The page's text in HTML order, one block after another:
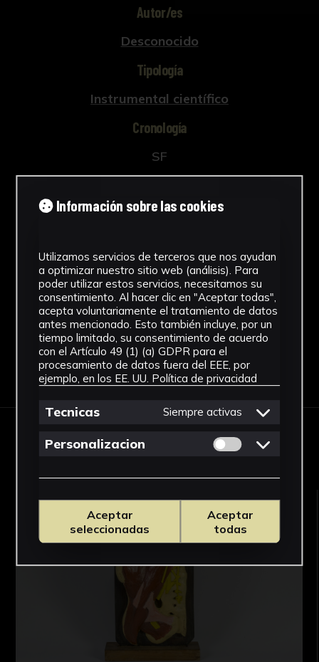
Autor/es
Desconocido
Tipología
Instrumental científico
Cronología
SF
Facultad de Medicina
30 x 4 x 1,5 cm
Ver más
Descargar Ficha
OBRAS RELACIONADAS
Información sobre las cookies
Utilizamos servicios de terceros que nos ayudan
a optimizar nuestro sitio web (análisis). Para
poder utilizar estos servicios, necesitamos su
consentimiento. Al hacer clic en "Aceptar todas",
acepta voluntariamente el tratamiento de datos
antes mencionado. Esto también incluye, por un
tiempo limitado, su consentimiento de acuerdo
con el Artículo 49 (1) (a) GDPR para el
procesamiento de datos fuera del EEE, por
ejemplo, en los EE. UU. Política de privacidad
Tecnicas Siempre activas
Personalizacion Permitir cookies
Aceptar
seleccionadas
Aceptar
todas